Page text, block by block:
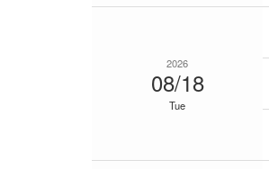
2026
08/18
Tue